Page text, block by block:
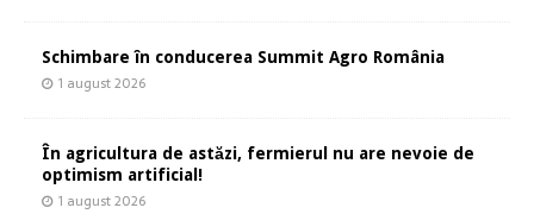
Schimbare în conducerea Summit Agro România
1 august 2026
În agricultura de astăzi, fermierul nu are nevoie de
optimism artificial!
1 august 2026